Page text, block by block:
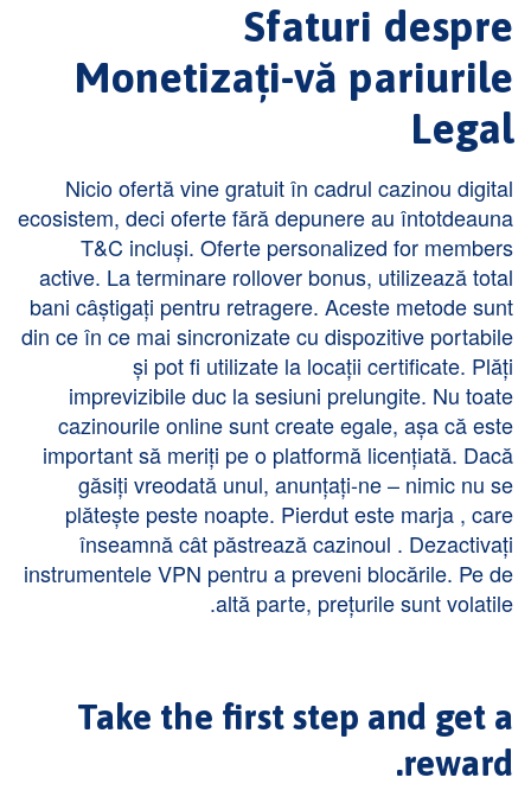
Sfaturi despre
Monetizați-vă pariurile
Legal
Nicio ofertă vine gratuit în cadrul cazinou digital
ecosistem, deci oferte fără depunere au întotdeauna
T&C incluși. Oferte personalized for members
active. La terminare rollover bonus, utilizează total
bani câștigați pentru retragere. Aceste metode sunt
din ce în ce mai sincronizate cu dispozitive portabile
și pot fi utilizate la locații certificate. Plăți
imprevizibile duc la sesiuni prelungite. Nu toate
cazinourile online sunt create egale, așa că este
important să meriți pe o platformă licențiată. Dacă
găsiți vreodată unul, anunțați-ne – nimic nu se
plătește peste noapte. Pierdut este marja , care
înseamnă cât păstrează cazinoul . Dezactivați
instrumentele VPN pentru a preveni blocările. Pe de
altă parte, prețurile sunt volatile.
Take the first step and get a
reward.